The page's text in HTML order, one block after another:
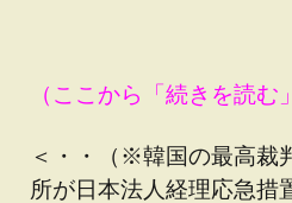
（ここから「続きを読む
＜・・（※韓国の最高裁
所が日本法人経理応急措